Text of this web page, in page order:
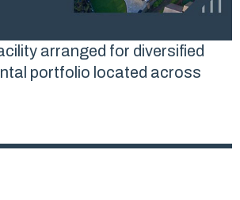
arranged for diversified
portfolio located across